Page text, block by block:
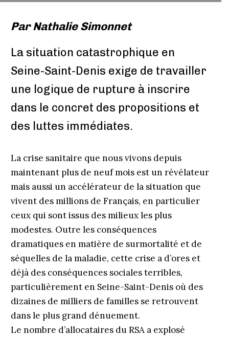
ParNathalie Simonnet
La situation catastrophique en
Seine-Saint-Denis exige de travailler
une logique de rupture à inscrire
dans le concret des propositions et
des luttes immédiates.
La crise sanitaire que nous vivons depuis
maintenant plus de neuf mois est un révélateur
mais aussi un accélérateur de la situation que
vivent des millions de Français, en particulier
ceux qui sont issus des milieux les plus
modestes. Outre les conséquences
dramatiques en matière de surmortalité et de
séquelles de la maladie, cette crise a d’ores et
déjà des conséquences sociales terribles,
particulièrement en Seine-Saint-Denis où des
dizaines de milliers de familles se retrouvent
dans le plus grand dénuement.
Le nombre d’allocataires du RSA a explosé